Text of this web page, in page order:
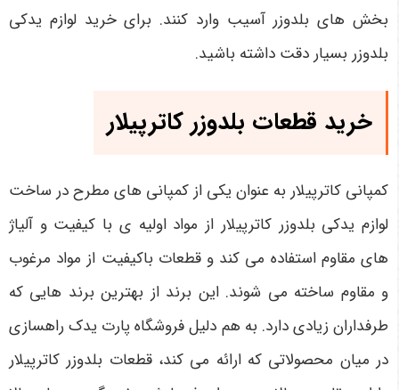
بخش های بلدوزر آسیب وارد کنند. برای خرید لوازم یدکی
بلدوزر بسیار دقت داشته باشید.
خرید قطعات بلدوزر کاترپیلار
کمپانی کاترپیلار به عنوان یکی از کمپانی های مطرح در ساخت
لوازم یدکی بلدوزر کاترپیلار از مواد اولیه ی با کیفیت و آلیاژ
های مقاوم استفاده می کند و قطعات باکیفیت از مواد مرغوب
و مقاوم ساخته می ‌شوند. این برند از بهترین برند هایی که
طرفداران زیادی دارد. به هم دلیل فروشگاه پارت یدک راهسازی
در میان محصولاتی که ارائه می کند، قطعات بلدوزر کاترپیلار